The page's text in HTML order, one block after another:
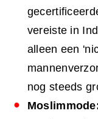
vereiste in
alleen een
nog steeds